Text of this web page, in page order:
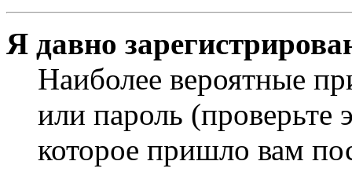
Я давно
Наиболее вероятные
или пароль (проверьте
которое пришло вам